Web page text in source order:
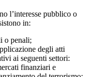
l’interesse pubblico o
in:
o penali;
degli atti
ai seguenti settori:
finanziari e